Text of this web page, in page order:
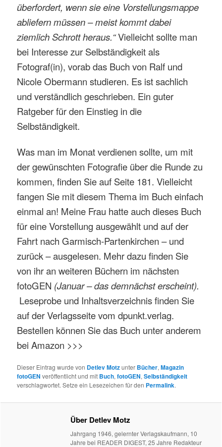
überfordert, wenn sie eine Vorstellungsmappe
abliefern müssen – meist kommt dabei
ziemlich Schrott heraus.“Vielleicht sollte man
bei Interesse zur Selbständigkeit als
Fotograf(in), vorab das Buch von Ralf und
Nicole Obermann studieren. Es ist sachlich
und verständlich geschrieben. Ein guter
Ratgeber für den Einstieg in die
Selbständigkeit.
Was man im Monat verdienen sollte, um mit
der gewünschten Fotografie über die Runde zu
kommen, finden Sie auf Seite 181. Vielleicht
fangen Sie mit diesem Thema im Buch einfach
einmal an! Meine Frau hatte auch dieses Buch
für eine Vorstellung ausgewählt und auf der
Fahrt nach Garmisch-Partenkirchen – und
zurück – ausgelesen. Mehr dazu finden Sie
von ihr an weiteren Büchern im nächsten
fotoGEN (Januar – das demnächst erscheint).
Leseprobe und Inhaltsverzeichnis finden Sie
auf der Verlagsseite vom dpunkt.verlag.
Bestellen können Sie das Buch unter anderem
bei Amazon >>>
Dieser Eintrag wurde von Detlev Motzunter Bücher,Magazin
fotoGEN veröffentlicht und mit Buch,fotoGEN,Selbständigkeit
verschlagwortet. Setze ein Lesezeichen für den Permalink.
Über Detlev Motz
Jahrgang 1946, gelernter Verlagskaufmann, 10
Jahre bei READER DIGEST, 25 Jahre Redakteur